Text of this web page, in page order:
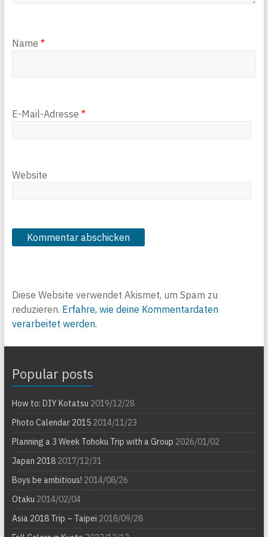
Name *
E-Mail-Adresse *
Website
Diese Website verwendet Akismet, um Spam zu
reduzieren. Erfahre, wie deine Kommentardaten
verarbeitet werden.
Popular posts
How to: DIY Kotatsu 2019/12/28
Photo Calendar 20152014/11/23
Planning a 3 Week Tohoku Trip with a Group 2026/01/02
Japan 20182017/12/31
Boys be ambitious! 2014/08/26
Otaku 2014/02/04
Asia 2018 Trip – Taipei 2018/09/28